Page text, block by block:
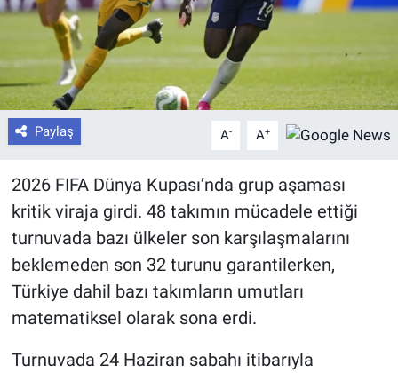
Paylaş A- A+
2026 FIFA Dünya Kupası’nda grup aşaması
kritik viraja girdi. 48 takımın mücadele ettiği
turnuvada bazı ülkeler son karşılaşmalarını
beklemeden son 32 turunu garantilerken,
Türkiye dahil bazı takımların umutları
matematiksel olarak sona erdi.
Turnuvada 24 Haziran sabahı itibarıyla